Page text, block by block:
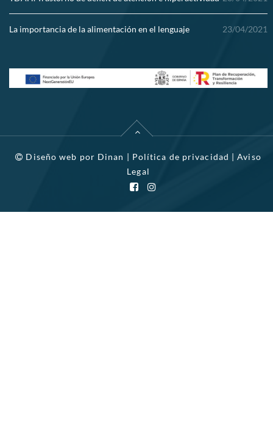
La importancia de la alimentación en el lenguaje 23/04/2021
Diseño web por Dinan | Política de privacidad |Aviso
Legal